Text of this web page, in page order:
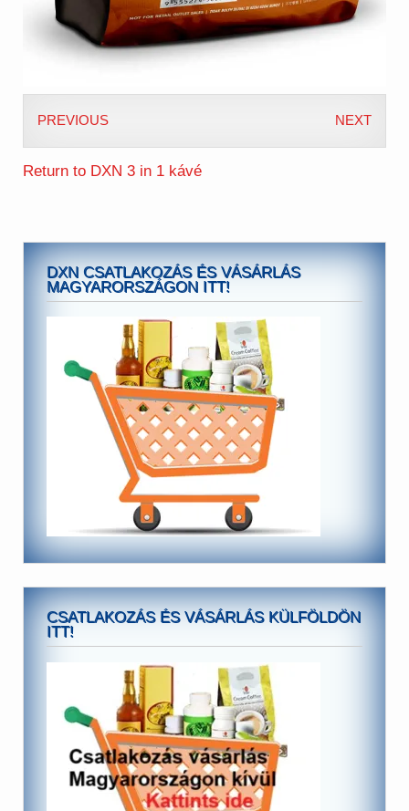
PREVIOUS NEXT
Return to DXN 3 in 1 kávé
DXN CSATLAKOZÁS ÉS VÁSÁRLÁS
MAGYARORSZÁGON ITT!
CSATLAKOZÁS ÉS VÁSÁRLÁS KÜLFÖLDÖN
ITT!